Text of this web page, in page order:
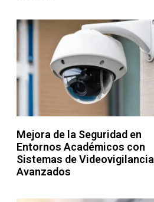
Mejora de la Seguridad en
Entornos Académicos con
Sistemas de Videovigilancia
Avanzados